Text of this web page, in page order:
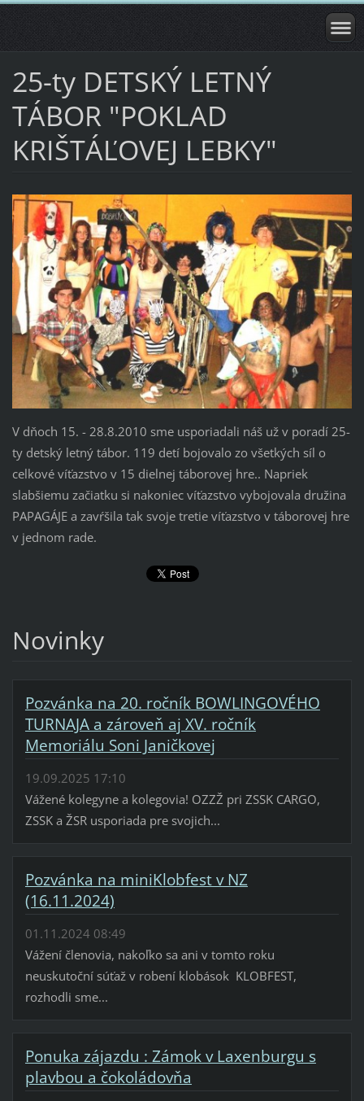
25-ty DETSKÝ LETNÝ
TÁBOR "POKLAD
KRIŠTÁĽOVEJ LEBKY"
V dňoch 15. - 28.8.2010 sme usporiadali náš už v poradí 25-
ty detský letný tábor. 119 detí bojovalo zo všetkých síl o
celkové víťazstvo v 15 dielnej táborovej hre.. Napriek
slabšiemu začiatku si nakoniec víťazstvo vybojovala družina
PAPAGÁJE a zavŕšila tak svoje tretie víťazstvo v táborovej hre
v jednom rade.
Novinky
Pozvánka na 20. ročník BOWLINGOVÉHO
TURNAJA a zároveň aj XV. ročník
Memoriálu Soni Janičkovej
19.09.2025 17:10
Vážené kolegyne a kolegovia! OZZŽ pri ZSSK CARGO,
ZSSK a ŽSR usporiada pre svojich...
Pozvánka na miniKlobfest v NZ
(16.11.2024)
01.11.2024 08:49
Vážení členovia, nakoľko sa ani v tomto roku
neuskutoční súťaž v robení klobások KLOBFEST,
rozhodli sme...
Ponuka zájazdu : Zámok v Laxenburgu s
plavbou a čokoládovňa